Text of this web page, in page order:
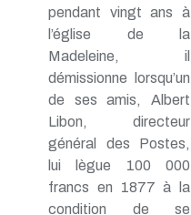
pendant vingt ans à
l’église de la
Madeleine, il
démissionne lorsqu’un
de ses amis, Albert
Libon, directeur
général des Postes,
lui lègue 100 000
francs en 1877 à la
condition de se